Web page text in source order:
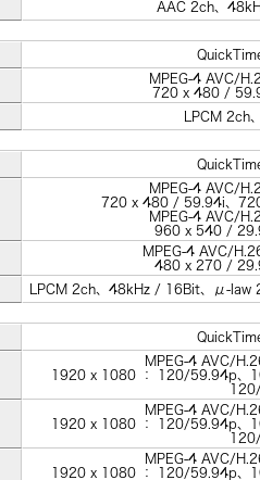
AAC 2ch、
MPEG-4 AVC/
720 x 480 /
LPCM 2ch
MPEG-4 AVC/
720 x 480 / 59.94i、
MPEG-4 AVC/
960 x 540 /
MPEG-4 AVC/
480 x 270 /
LPCM 2ch、48kHz / 16Bit、μ-law
MPEG-4 AVC/
1920 x 1080 ： 120/59.94p、
MPEG-4 AVC/
1920 x 1080 ： 120/59.94p、
MPEG-4 AVC/
1920 x 1080 ： 120/59.94p、